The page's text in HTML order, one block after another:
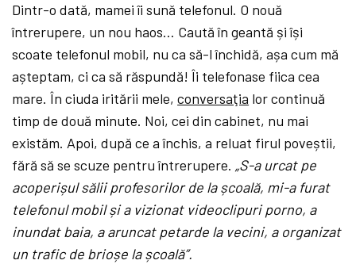
Dintr-o dată, mamei îi sună telefonul. O nouă
întrerupere, un nou haos… Caută în geantă și își
scoate telefonul mobil, nu ca să-l închidă, așa cum mă
așteptam, ci ca să răspundă! Îi telefonase fiica cea
mare. În ciuda iritării mele,conversaţia lor continuă
timp de două minute. Noi, cei din cabinet, nu mai
existăm. Apoi, după ce a închis, a reluat firul poveștii,
fără să se scuze pentru întrerupere. „S-a urcat pe
acoperișul sălii profesorilor de la școală, mi-a furat
telefonul mobil și a vizionat videoclipuri porno, a
inundat baia, a aruncat petarde la vecini, a organizat
un trafic de brioșe la școală”.